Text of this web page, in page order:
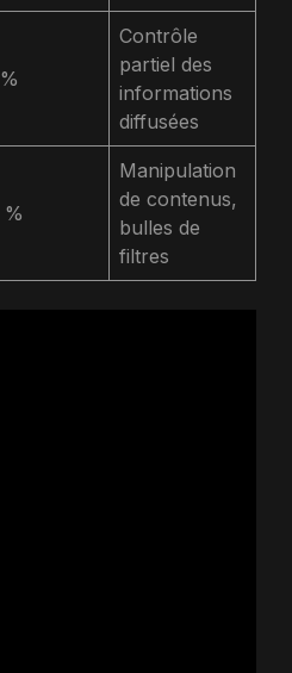
Contrôle
partiel des
informations
diffusées
Manipulation
de contenus,
bulles de
filtres